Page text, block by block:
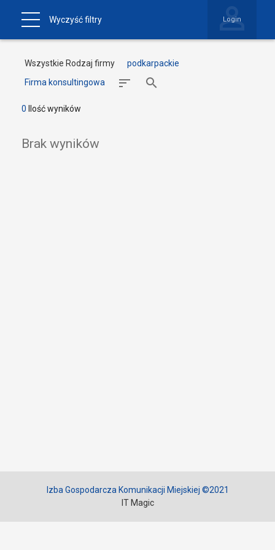
Wyczyść filtry Login
Wszystkie Rodzaj firmy
podkarpackie
Firma konsultingowa
0 Ilość wyników
Brak wyników
Izba Gospodarcza Komunikacji Miejskiej ©2021
IT Magic